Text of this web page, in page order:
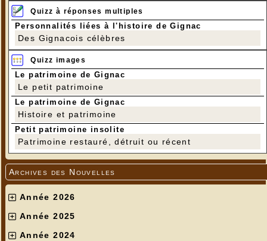
Quizz à réponses multiples
Personnalités liées à l'histoire de Gignac
Des Gignacois célèbres
Quizz images
Le patrimoine de Gignac
Le petit patrimoine
Le patrimoine de Gignac
Histoire et patrimoine
Petit patrimoine insolite
Patrimoine restauré, détruit ou récent
Archives des Nouvelles
Année 2026
Année 2025
Année 2024